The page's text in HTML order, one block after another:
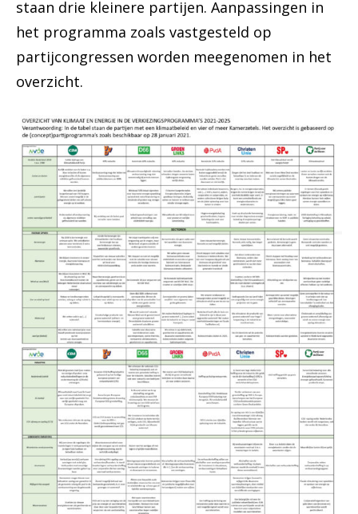
staan drie kleinere partijen. Aanpassingen in
het programma zoals vastgesteld op
partijcongressen worden meegenomen in het
overzicht.